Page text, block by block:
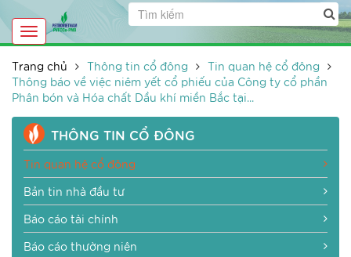
Toggle
navigation
Trang chủ
Thông tin cổ đông
Tin quan hệ cổ đông
Thông báo về việc niêm yết cổ phiếu của Công ty cổ phần
Phân bón và Hóa chất Dầu khí miền Bắc tại...
THÔNG TIN CỔ ĐÔNG
Tin quan hệ cổ đông
Bản tin nhà đầu tư
Báo cáo tài chính
Báo cáo thường niên